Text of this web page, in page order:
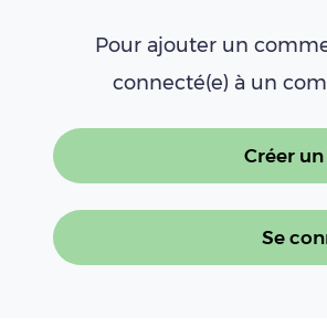
Pour ajouter un
connecté(e) à un
Créer
Se